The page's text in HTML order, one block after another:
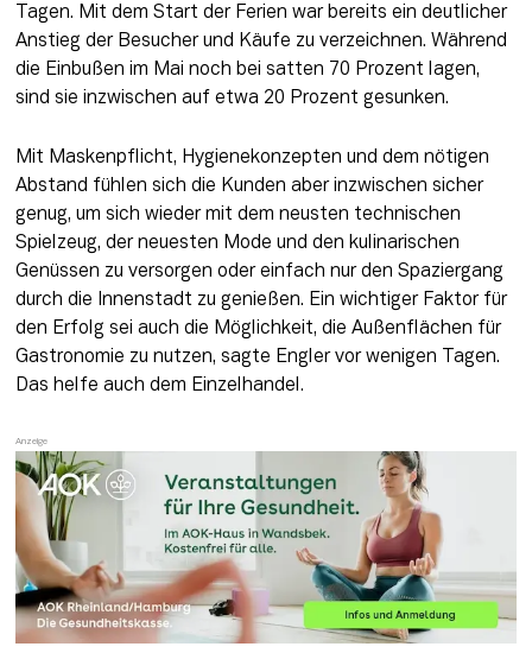
Tagen. Mit dem Start der Ferien war bereits ein deutlicher
Anstieg der Besucher und Käufe zu verzeichnen. Während
die Einbußen im Mai noch bei satten 70 Prozent lagen,
sind sie inzwischen auf etwa 20 Prozent gesunken.
Mit Maskenpflicht, Hygienekonzepten und dem nötigen
Abstand fühlen sich die Kunden aber inzwischen sicher
genug, um sich wieder mit dem neusten technischen
Spielzeug, der neuesten Mode und den kulinarischen
Genüssen zu versorgen oder einfach nur den Spaziergang
durch die Innenstadt zu genießen. Ein wichtiger Faktor für
den Erfolg sei auch die Möglichkeit, die Außenflächen für
Gastronomie zu nutzen, sagte Engler vor wenigen Tagen.
Das helfe auch dem Einzelhandel.